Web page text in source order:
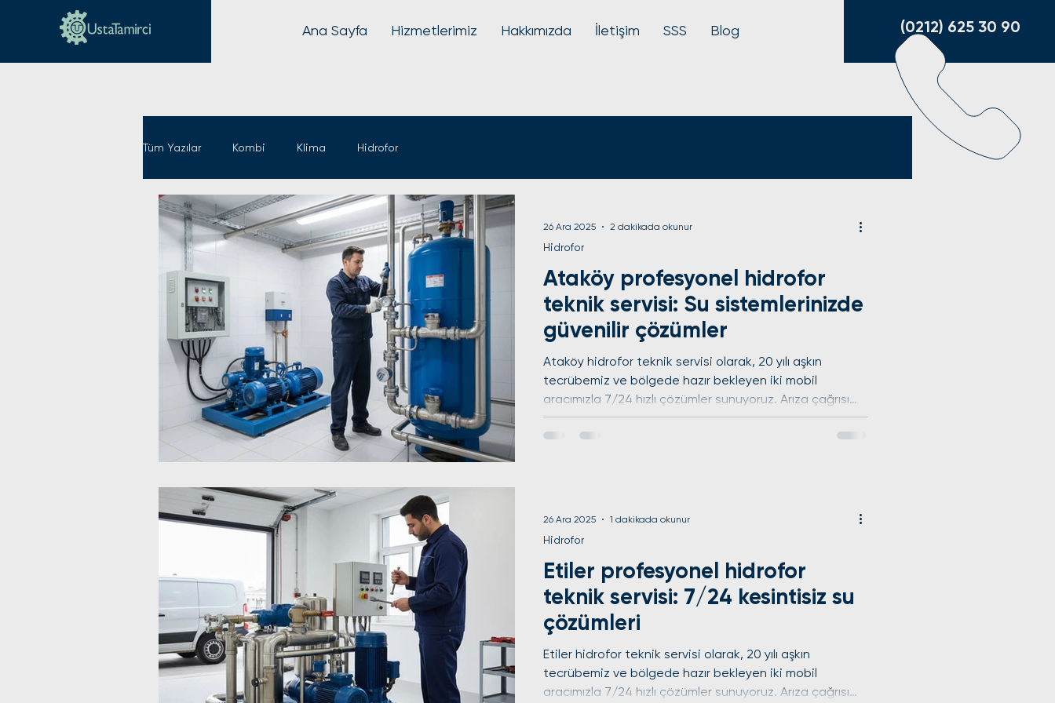
Ana Sayfa Hizmetlerimiz Hakkımızda İletişim SSS Blog (0212) 625 30 90
Tüm Yazılar Kombi Klima Hidrofor
Ataköy profesyonel hidrofor
teknik servisi: Su sistemlerinizde
güvenilir çözümler
Ataköy hidrofor teknik servisi olarak, 20 yılı aşkın
tecrübemiz ve bölgede hazır bekleyen iki mobil
aracımızla 7/24 hızlı çözümler sunuyoruz. Arıza çağrısı
sonrası en geç bir saat içinde adresinize ulaşarak,
orijinal yedek parça ve profesyonel işçilikle bir yıl
Hidrofor
26 Ara 2025 2 dakikada okunur
Etiler profesyonel hidrofor
teknik servisi: 7/24 kesintisiz su
çözümleri
Etiler hidrofor teknik servisi olarak, 20 yılı aşkın
tecrübemiz ve bölgede hazır bekleyen iki mobil
aracımızla 7/24 hızlı çözümler sunuyoruz. Arıza çağrısı
Hidrofor
26 Ara 2025 1 dakikada okunur